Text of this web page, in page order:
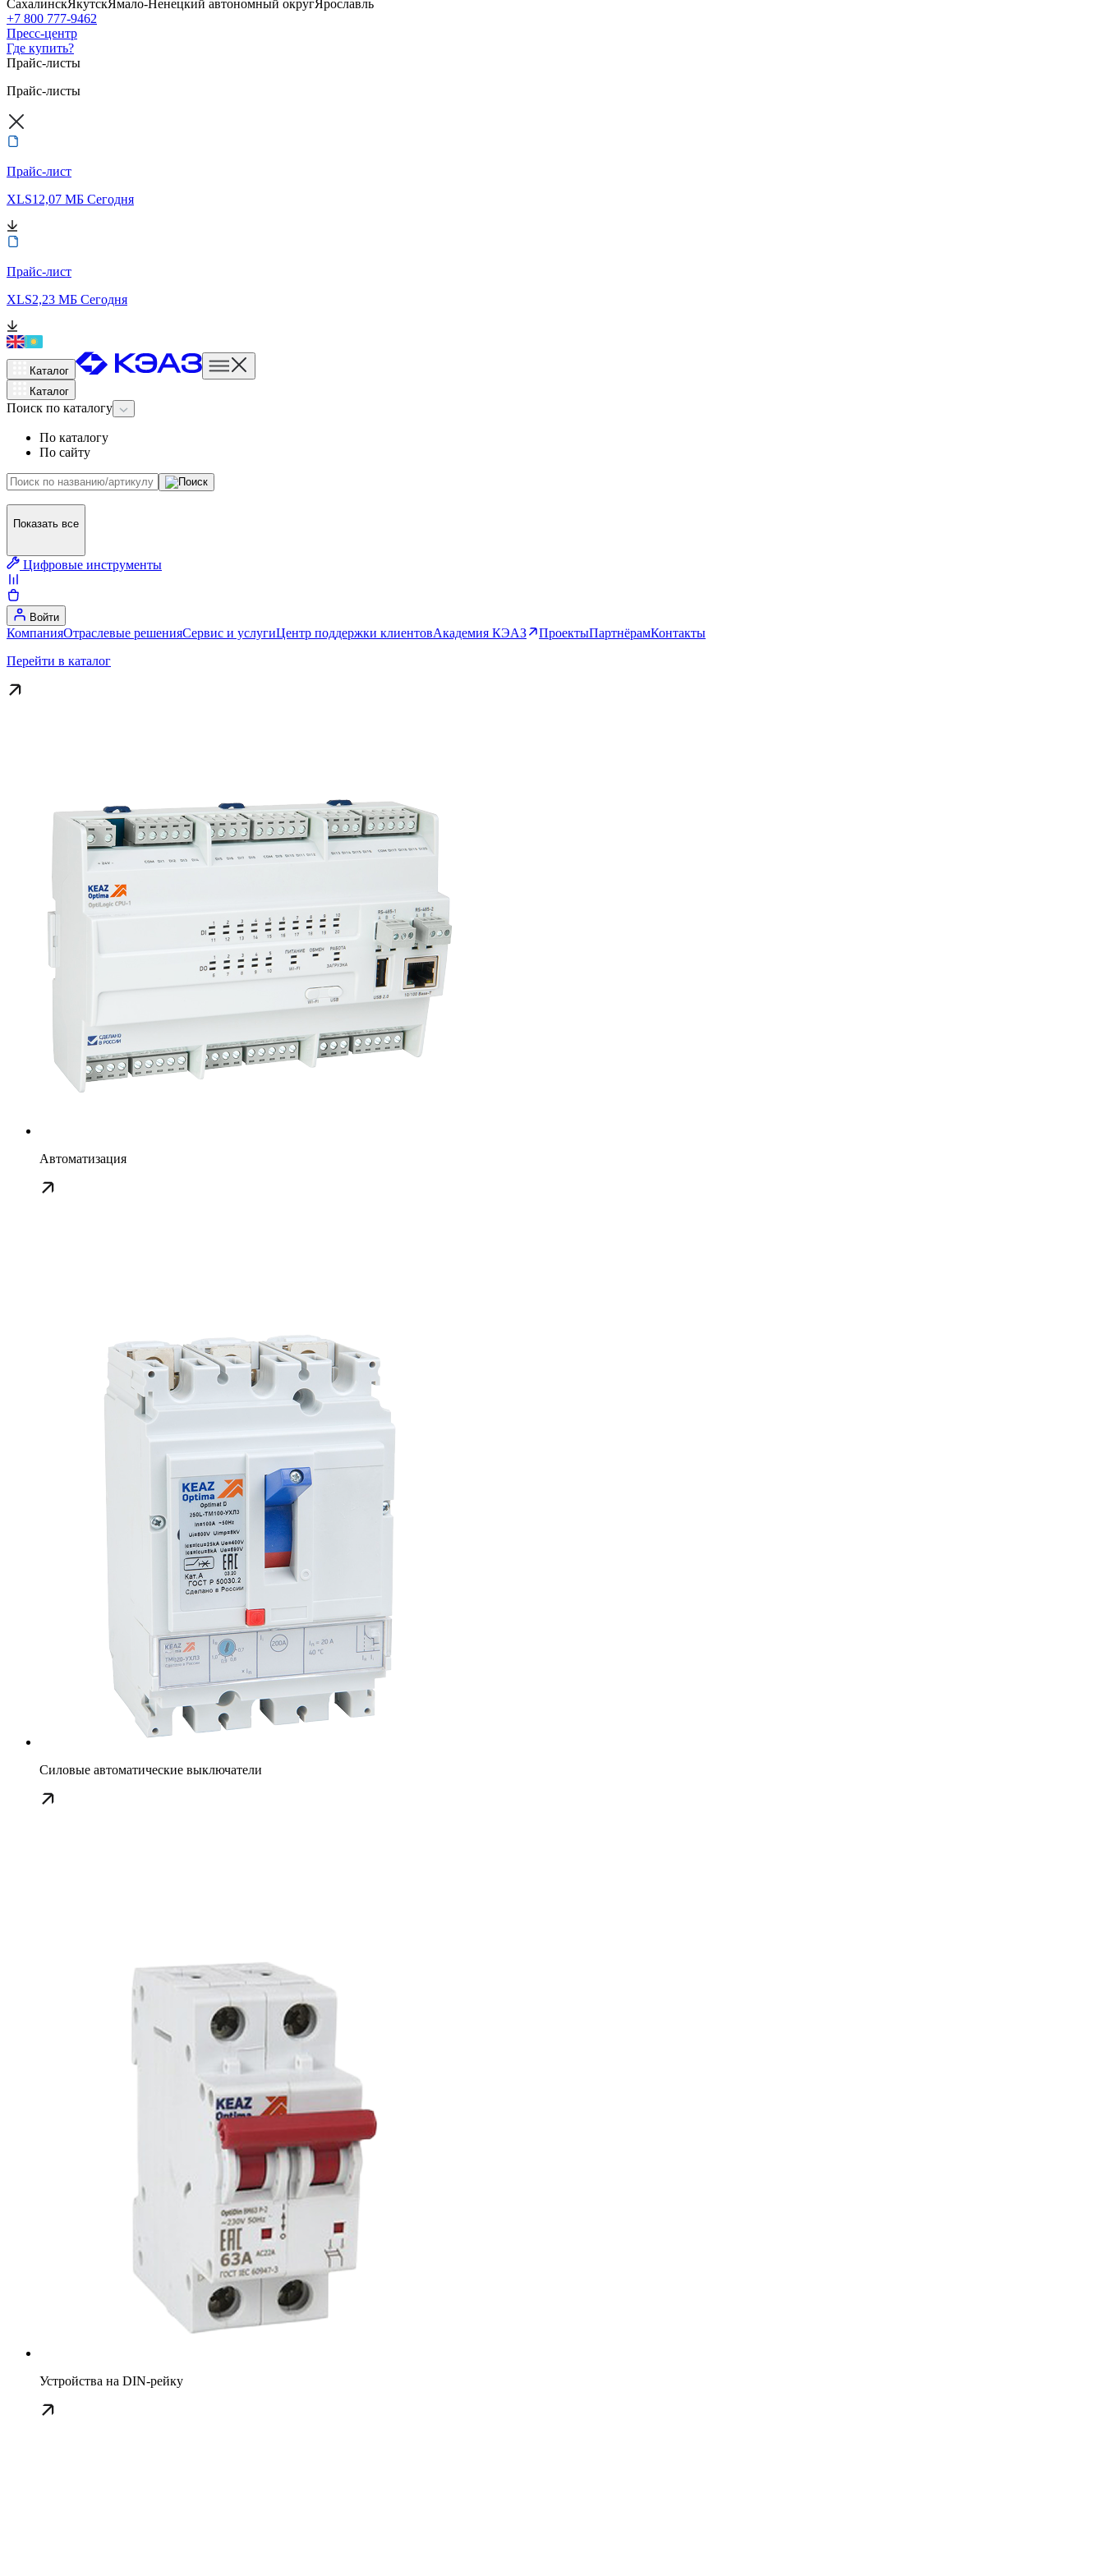
СахалинскЯкутскЯмало-Ненецкий автономный округЯрославль
+7 800 777-9462
Пресс-центр
Где купить?
Прайс-листы
Прайс-листы
Прайс-лист
XLS12,07 МБ Сегодня
Прайс-лист
XLS2,23 МБ Сегодня
Каталог
Каталог
Поиск по каталогу
По каталогу
По сайту
Показать все
Цифровые инструменты
Войти
КомпанияОтраслевые решенияСервис и услугиЦентр поддержки клиентовАкадемия КЭАЗ ПроектыПартнёрамКонтакты
Перейти в каталог
Автоматизация
Силовые автоматические выключатели
Устройства на DIN-рейку